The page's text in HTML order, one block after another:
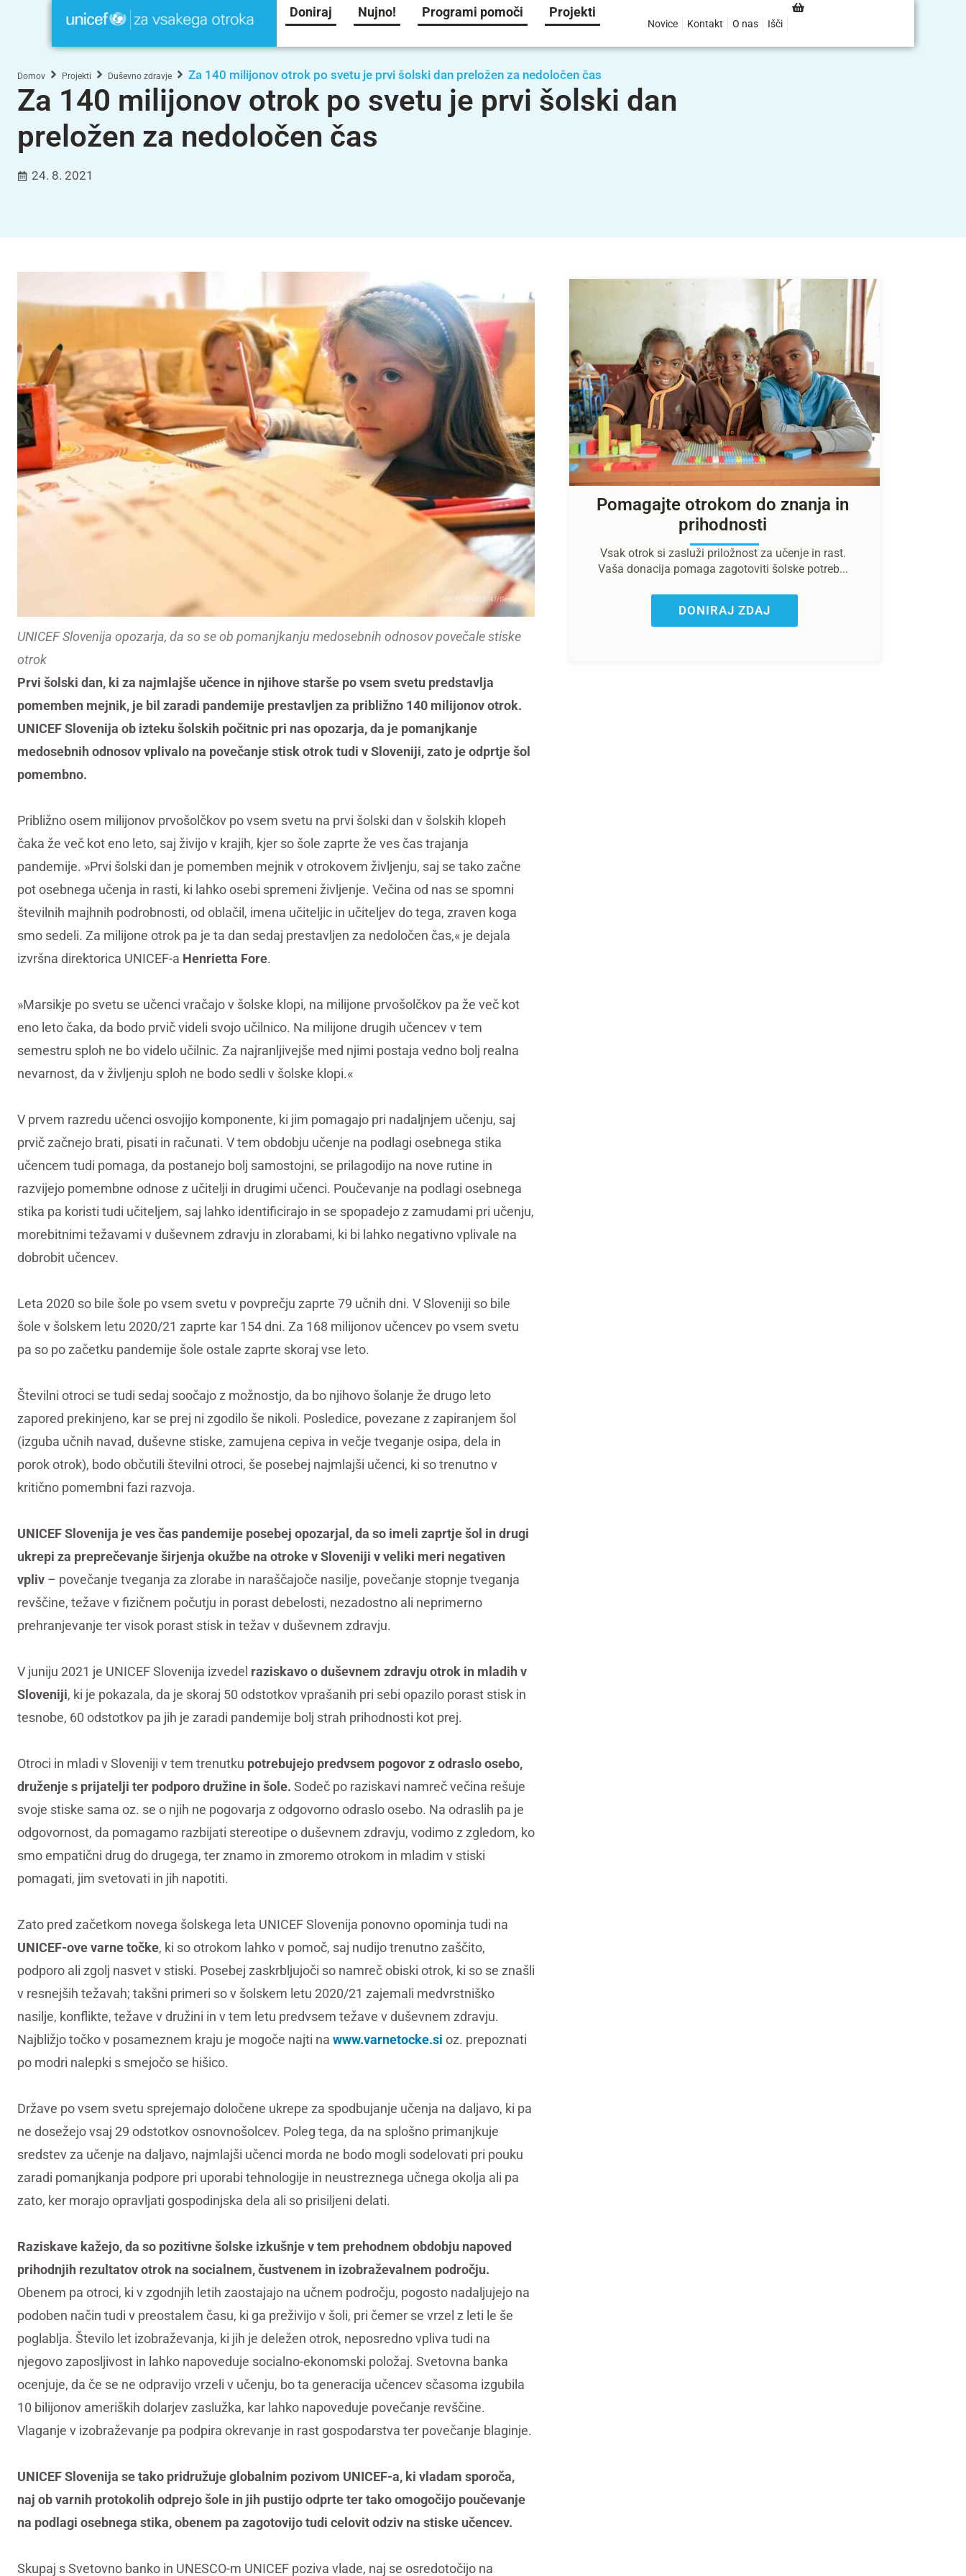
Doniraj Nujno! Programi pomoči Projekti
Novice Kontakt O nas Išči
Domov Projekti Duševno zdravje Za 140 milijonov otrok po svetu je prvi šolski dan preložen za nedoločen čas
Za 140 milijonov otrok po svetu je prvi šolski dan
preložen za nedoločen čas
24. 8. 2021
UNICEF/UNI313747/Georgiev
UNICEF Slovenija opozarja, da so se ob pomanjkanju medosebnih odnosov povečale stiske
otrok
Prvi šolski dan, ki za najmlajše učence in njihove starše po vsem svetu predstavlja
pomemben mejnik, je bil zaradi pandemije prestavljen za približno 140 milijonov otrok.
UNICEF Slovenija ob izteku šolskih počitnic pri nas opozarja, da je pomanjkanje
medosebnih odnosov vplivalo na povečanje stisk otrok tudi v Sloveniji, zato je odprtje šol
pomembno.
Približno osem milijonov prvošolčkov po vsem svetu na prvi šolski dan v šolskih klopeh
čaka že več kot eno leto, saj živijo v krajih, kjer so šole zaprte že ves čas trajanja
pandemije. »Prvi šolski dan je pomemben mejnik v otrokovem življenju, saj se tako začne
pot osebnega učenja in rasti, ki lahko osebi spremeni življenje. Večina od nas se spomni
številnih majhnih podrobnosti, od oblačil, imena učiteljic in učiteljev do tega, zraven koga
smo sedeli. Za milijone otrok pa je ta dan sedaj prestavljen za nedoločen čas,« je dejala
izvršna direktorica UNICEF-a Henrietta Fore.
»Marsikje po svetu se učenci vračajo v šolske klopi, na milijone prvošolčkov pa že več kot
eno leto čaka, da bodo prvič videli svojo učilnico. Na milijone drugih učencev v tem
semestru sploh ne bo videlo učilnic. Za najranljivejše med njimi postaja vedno bolj realna
nevarnost, da v življenju sploh ne bodo sedli v šolske klopi.«
V prvem razredu učenci osvojijo komponente, ki jim pomagajo pri nadaljnjem učenju, saj
prvič začnejo brati, pisati in računati. V tem obdobju učenje na podlagi osebnega stika
učencem tudi pomaga, da postanejo bolj samostojni, se prilagodijo na nove rutine in
razvijejo pomembne odnose z učitelji in drugimi učenci. Poučevanje na podlagi osebnega
stika pa koristi tudi učiteljem, saj lahko identificirajo in se spopadejo z zamudami pri učenju,
morebitnimi težavami v duševnem zdravju in zlorabami, ki bi lahko negativno vplivale na
dobrobit učencev.
Leta 2020 so bile šole po vsem svetu v povprečju zaprte 79 učnih dni. V Sloveniji so bile
šole v šolskem letu 2020/21 zaprte kar 154 dni. Za 168 milijonov učencev po vsem svetu
pa so po začetku pandemije šole ostale zaprte skoraj vse leto.
Številni otroci se tudi sedaj soočajo z možnostjo, da bo njihovo šolanje že drugo leto
zapored prekinjeno, kar se prej ni zgodilo še nikoli. Posledice, povezane z zapiranjem šol
(izguba učnih navad, duševne stiske, zamujena cepiva in večje tveganje osipa, dela in
porok otrok), bodo občutili številni otroci, še posebej najmlajši učenci, ki so trenutno v
kritično pomembni fazi razvoja.
UNICEF Slovenija je ves čas pandemije posebej opozarjal, da so imeli zaprtje šol in drugi
ukrepi za preprečevanje širjenja okužbe na otroke v Sloveniji v veliki meri negativen
vpliv – povečanje tveganja za zlorabe in naraščajoče nasilje, povečanje stopnje tveganja
revščine, težave v fizičnem počutju in porast debelosti, nezadostno ali neprimerno
prehranjevanje ter visok porast stisk in težav v duševnem zdravju.
V juniju 2021 je UNICEF Slovenija izvedel raziskavo o duševnem zdravju otrok in mladih v
Sloveniji, ki je pokazala, da je skoraj 50 odstotkov vprašanih pri sebi opazilo porast stisk in
tesnobe, 60 odstotkov pa jih je zaradi pandemije bolj strah prihodnosti kot prej.
Otroci in mladi v Sloveniji v tem trenutku potrebujejo predvsem pogovor z odraslo osebo,
druženje s prijatelji ter podporo družine in šole. Sodeč po raziskavi namreč večina rešuje
svoje stiske sama oz. se o njih ne pogovarja z odgovorno odraslo osebo. Na odraslih pa je
odgovornost, da pomagamo razbijati stereotipe o duševnem zdravju, vodimo z zgledom, ko
smo empatični drug do drugega, ter znamo in zmoremo otrokom in mladim v stiski
pomagati, jim svetovati in jih napotiti.
Zato pred začetkom novega šolskega leta UNICEF Slovenija ponovno opominja tudi na
UNICEF-ove varne točke, ki so otrokom lahko v pomoč, saj nudijo trenutno zaščito,
podporo ali zgolj nasvet v stiski. Posebej zaskrbljujoči so namreč obiski otrok, ki so se znašli
v resnejših težavah; takšni primeri so v šolskem letu 2020/21 zajemali medvrstniško
nasilje, konflikte, težave v družini in v tem letu predvsem težave v duševnem zdravju.
Najbližjo točko v posameznem kraju je mogoče najti na www.varnetocke.si oz. prepoznati
po modri nalepki s smejočo se hišico.
Države po vsem svetu sprejemajo določene ukrepe za spodbujanje učenja na daljavo, ki pa
ne dosežejo vsaj 29 odstotkov osnovnošolcev. Poleg tega, da na splošno primanjkuje
sredstev za učenje na daljavo, najmlajši učenci morda ne bodo mogli sodelovati pri pouku
zaradi pomanjkanja podpore pri uporabi tehnologije in neustreznega učnega okolja ali pa
zato, ker morajo opravljati gospodinjska dela ali so prisiljeni delati.
Raziskave kažejo, da so pozitivne šolske izkušnje v tem prehodnem obdobju napoved
prihodnjih rezultatov otrok na socialnem, čustvenem in izobraževalnem področju.
Obenem pa otroci, ki v zgodnjih letih zaostajajo na učnem področju, pogosto nadaljujejo na
podoben način tudi v preostalem času, ki ga preživijo v šoli, pri čemer se vrzel z leti le še
poglablja. Število let izobraževanja, ki jih je deležen otrok, neposredno vpliva tudi na
njegovo zaposljivost in lahko napoveduje socialno-ekonomski položaj. Svetovna banka
ocenjuje, da če se ne odpravijo vrzeli v učenju, bo ta generacija učencev sčasoma izgubila
10 bilijonov ameriških dolarjev zaslužka, kar lahko napoveduje povečanje revščine.
Vlaganje v izobraževanje pa podpira okrevanje in rast gospodarstva ter povečanje blaginje.
UNICEF Slovenija se tako pridružuje globalnim pozivom UNICEF-a, ki vladam sporoča,
naj ob varnih protokolih odprejo šole in jih pustijo odprte ter tako omogočijo poučevanje
na podlagi osebnega stika, obenem pa zagotovijo tudi celovit odziv na stiske učencev.
Skupaj s Svetovno banko in UNESCO-m UNICEF poziva vlade, naj se osredotočijo na
Pomagajte otrokom do znanja in
prihodnosti
Vsak otrok si zasluži priložnost za učenje in rast.
Vaša donacija pomaga zagotoviti šolske potreb...
DONIRAJ ZDAJ